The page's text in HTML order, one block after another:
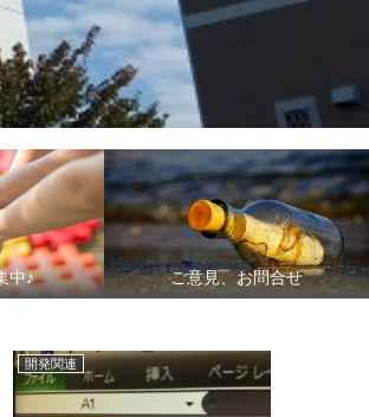
中♪ ご意見、お問合せ
開発関連